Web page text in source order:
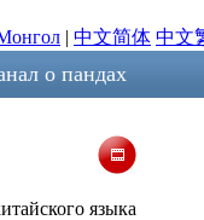
| 中文简体 中文
о пандах
языка